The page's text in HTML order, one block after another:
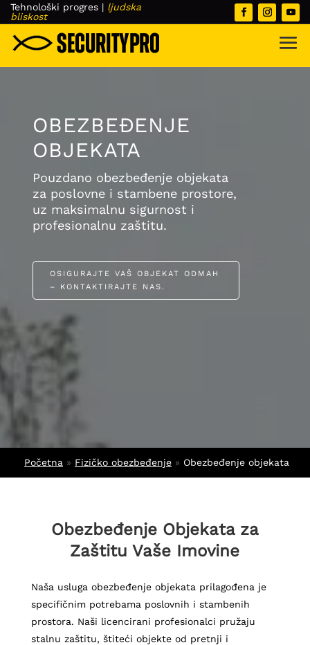
Tehnološki progres | ljudska
bliskost
OBEZBEĐENJE
OBJEKATA
Pouzdano obezbeđenje objekata
za poslovne i stambene prostore,
uz maksimalnu sigurnost i
profesionalnu zaštitu.
OSIGURAJTE VAŠ OBJEKAT ODMAH
– KONTAKTIRAJTE NAS.
Početna » Fizičko obezbeđenje » Obezbeđenje objekata
Obezbeđenje Objekata za
Zaštitu Vaše Imovine
Naša usluga obezbeđenje objekata prilagođena je
specifičnim potrebama poslovnih i stambenih
prostora. Naši licencirani profesionalci pružaju
stalnu zaštitu, štiteći objekte od pretnji i